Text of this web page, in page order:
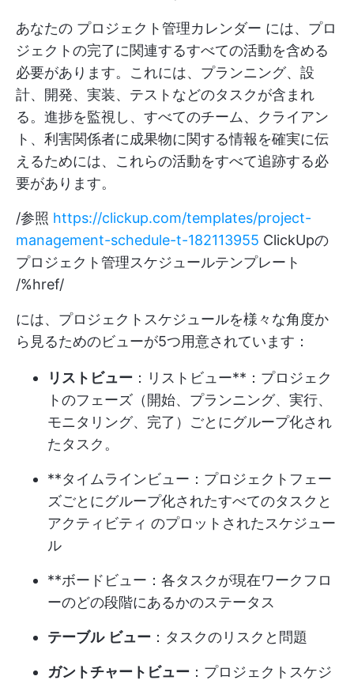
あなたの プロジェクト管理カレンダー には、プロ
ジェクトの完了に関連するすべての活動を含める
必要があります。これには、プランニング、設
計、開発、実装、テストなどのタスクが含まれ
る。進捗を監視し、すべてのチーム、クライアン
ト、利害関係者に成果物に関する情報を確実に伝
えるためには、これらの活動をすべて追跡する必
要があります。
/参照 https://clickup.com/templates/project-
management-schedule-t-182113955 ClickUpの
プロジェクト管理スケジュールテンプレート
/%href/
には、プロジェクトスケジュールを様々な角度か
ら見るためのビューが5つ用意されています：
リストビュー ：リストビュー**：プロジェク
トのフェーズ（開始、プランニング、実行、
モニタリング、完了）ごとにグループ化され
たタスク。
**タイムラインビュー：プロジェクトフェー
ズごとにグループ化されたすべてのタスクと
アクティビティ のプロットされたスケジュー
ル
**ボードビュー：各タスクが現在ワークフロ
ーのどの段階にあるかのステータス
テーブル ビュー ：タスクのリスクと問題
ガントチャートビュー ：プロジェクトスケジ